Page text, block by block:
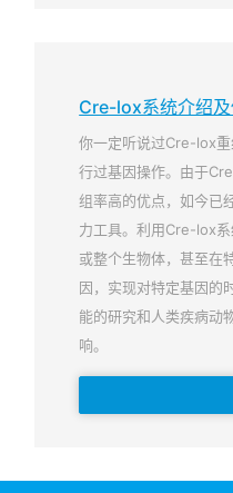
Cre-lox系统介绍
你一定听说过Cre-lox
行过基因操作。由于
组率高的优点，如今已
力工具。利用Cre-lox
或整个生物体，甚至在
因，实现对特定基因的
能的研究和人类疾病动
响。